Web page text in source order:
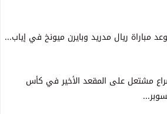
مباراة ريال مدريد وبايرن ميونخ في إياب...
مشتعل على المقعد الأخير في كأس